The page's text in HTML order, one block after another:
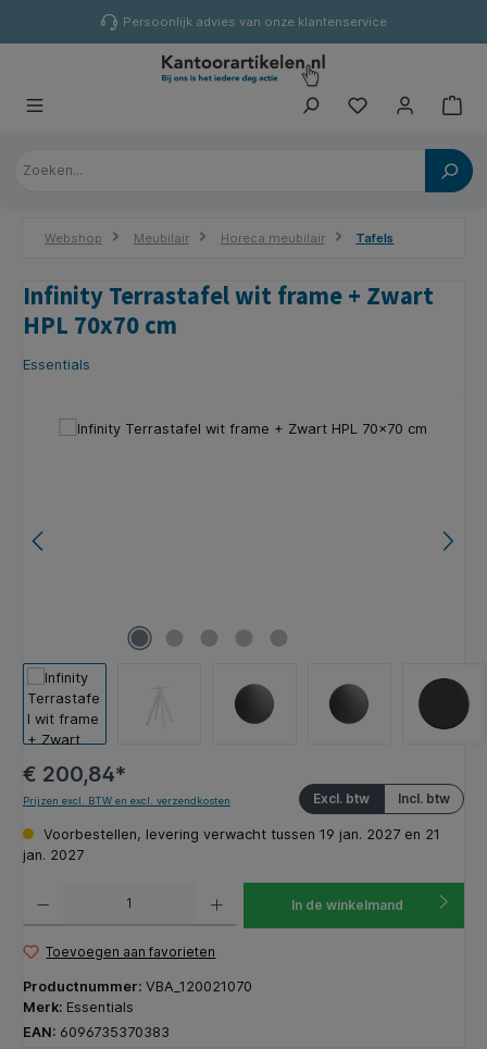
Persoonlijk advies van onze klantenservice
Webshop Meubilair Horeca meubilair Tafels
Infinity Terrastafel wit frame + Zwart
HPL 70x70 cm
Essentials
Afbeeldingengalerij overslaan
€ 200,84*
Incl. btw
Excl. btw
Prijzen excl. BTW en excl. verzendkosten
Voorbestellen, levering verwacht tussen 19 jan. 2027 en 21
jan. 2027
In de winkelmand
Toevoegen aan favorieten
Productnummer: VBA_120021070
Merk: Essentials
EAN: 6096735370383